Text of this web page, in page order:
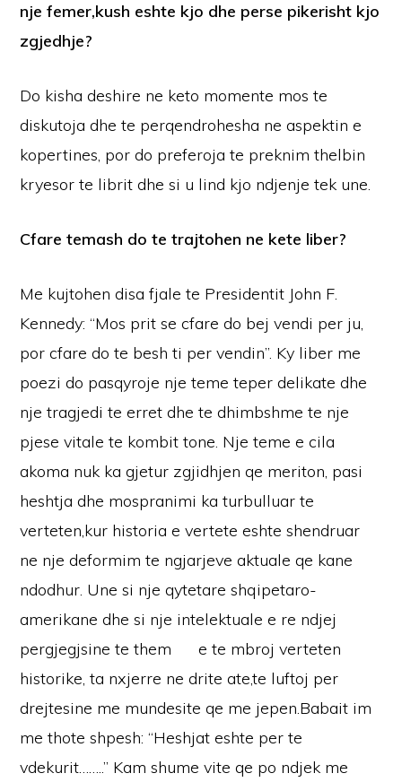
nje femer,kush eshte kjo dhe perse pikerisht kjo
zgjedhje?
Do kisha deshire ne keto momente mos te
diskutoja dhe te perqendrohesha ne aspektin e
kopertines, por do preferoja te preknim thelbin
kryesor te librit dhe si u lind kjo ndjenje tek une.
Cfare temash do te trajtohen ne kete liber?
Me kujtohen disa fjale te Presidentit John F.
Kennedy: “Mos prit se cfare do bej vendi per ju,
por cfare do te besh ti per vendin”. Ky liber me
poezi do pasqyroje nje teme teper delikate dhe
nje tragjedi te erret dhe te dhimbshme te nje
pjese vitale te kombit tone. Nje teme e cila
akoma nuk ka gjetur zgjidhjen qe meriton, pasi
heshtja dhe mospranimi ka turbulluar te
verteten,kur historia e vertete eshte shendruar
ne nje deformim te ngjarjeve aktuale qe kane
ndodhur. Une si nje qytetare shqipetaro-
amerikane dhe si nje intelektuale e re ndjej
pergjegjsine te them e te mbroj verteten
historike, ta nxjerre ne drite ate,te luftoj per
drejtesine me mundesite qe me jepen.Babait im
me thote shpesh: “Heshjat eshte per te
vdekurit……..” Kam shume vite qe po ndjek me